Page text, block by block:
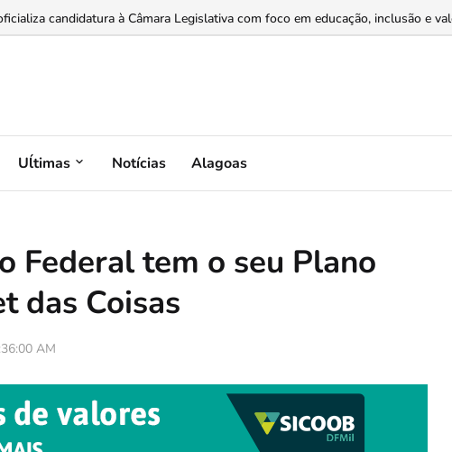
fornecedores e varejistas por meio de recebíveis de cartão...
Uĺtimas Notícias Alagoas
Federal tem o seu Plano
das Coisas
AM